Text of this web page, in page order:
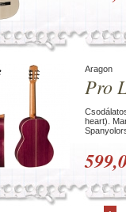
Aragon
Pro
heart).